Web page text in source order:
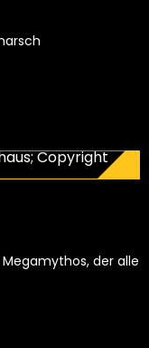
der alle